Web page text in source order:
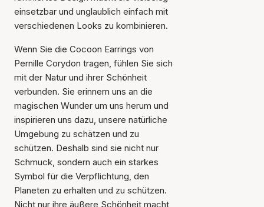
einsetzbar und unglaublich einfach mit
verschiedenen Looks zu kombinieren.
Wenn Sie die Cocoon Earrings von
Pernille Corydon tragen, fühlen Sie sich
mit der Natur und ihrer Schönheit
verbunden. Sie erinnern uns an die
magischen Wunder um uns herum und
inspirieren uns dazu, unsere natürliche
Umgebung zu schätzen und zu
schützen. Deshalb sind sie nicht nur
Schmuck, sondern auch ein starkes
Symbol für die Verpflichtung, den
Planeten zu erhalten und zu schützen.
Nicht nur ihre äußere Schönheit macht